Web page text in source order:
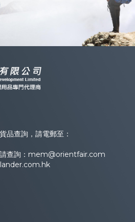
品查詢，請電郵至：
查詢： mem@orientfair.com